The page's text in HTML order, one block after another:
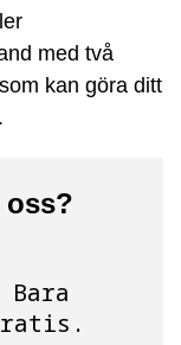
med två
kan göra ditt
oss?